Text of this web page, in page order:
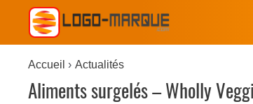
Accueil Actualités
Aliments surgelés – Wholly